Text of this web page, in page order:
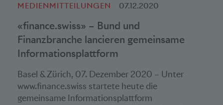
MEDIENMITTEILUNGEN 07.12.2020
«finance.swiss» – Bund und
Finanzbranche lancieren gemeinsame
Informationsplattform
Basel & Zürich, 07. Dezember 2020 – Unter
www.finance.swiss startete heute die
gemeinsame Informationsplattform